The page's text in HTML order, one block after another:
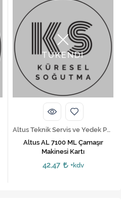
TÜKENDİ
Altus Teknik Servis ve Yedek Parça Hizmetleri
Altus AL 7100 ML Çamaşır
Makinesi Kartı
42,47 +kdv